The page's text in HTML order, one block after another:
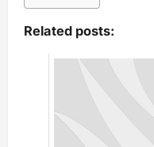
Related posts: